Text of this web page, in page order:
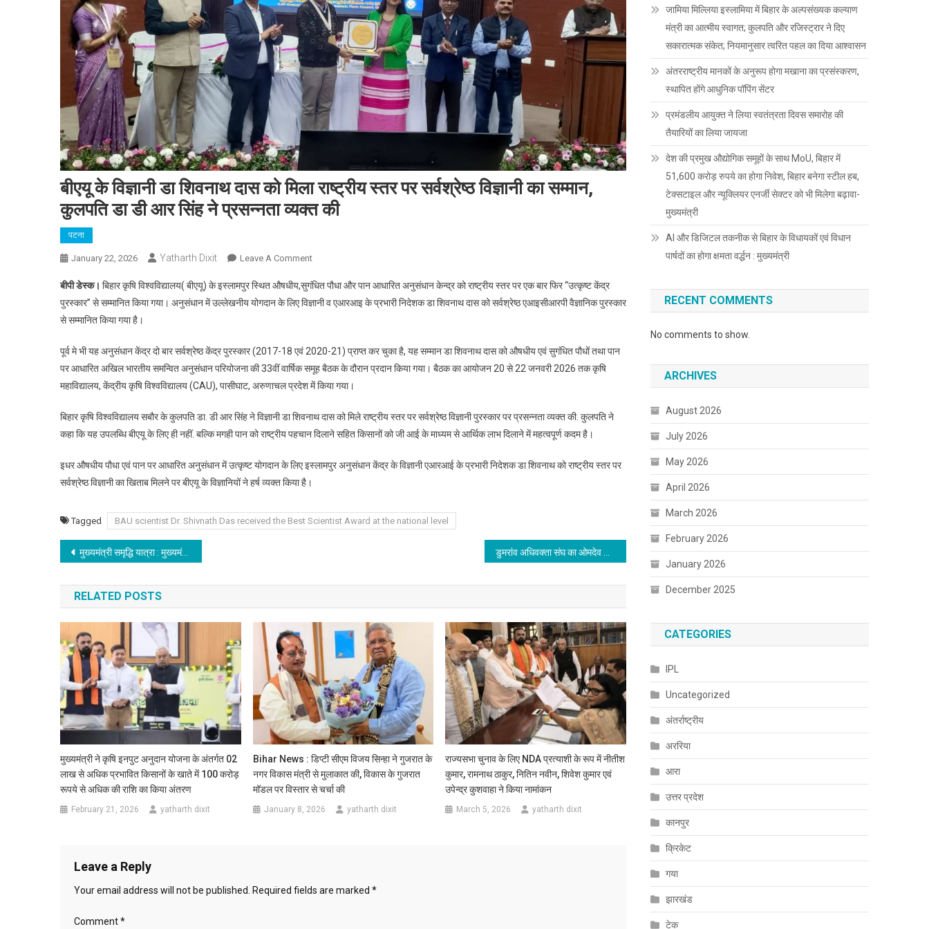
बीएयू के विज्ञानी डा शिवनाथ दास को मिला राष्ट्रीय स्तर पर सर्वश्रेष्ठ विज्ञानी का सम्मान,
कुलपति डा डी आर सिंह ने प्रसन्नता व्यक्त की
पटना
January 22, 2026 Yatharth Dixit Leave A CommentOn
के
विज्ञानी
दास
को
मिला
स्तर
पर
विज्ञानी
कुलपति
डा
प्रसन्नता
व्यक्त
की
बीपी डेस्क। बिहार कृषि विश्वविद्यालय( बीएयू) के इस्लामपुर स्थित औषधीय,सुगंधित पौधा और पान आधारित अनुसंधान केन्द्र को राष्ट्रीय स्तर पर एक बार फिर “उत्कृष्ट केंद्र
पुरस्कार” से सम्मानित किया गया। अनुसंधान में उल्लेखनीय योगदान के लिए विज्ञानी व एआरआइ के प्रभारी निदेशक डा शिवनाथ दास को सर्वश्रेष्ठ एआइसीआरपी वैज्ञानिक पुरस्कार
से सम्मानित किया गया है।
पूर्व मे भी यह अनुसंधान केंद्र दो बार सर्वश्रेष्ठ केंद्र पुरस्कार (2017-18 एवं 2020-21) प्राप्त कर चुका है, यह सम्मान डा शिवनाथ दास को औषधीय एवं सुगंधित पौधों तथा पान
पर आधारित अखिल भारतीय समन्वित अनुसंधान परियोजना की 33वीं वार्षिक समूह बैठक के दौरान प्रदान किया गया। बैठक का आयोजन 20 से 22 जनवरी 2026 तक कृषि
महाविद्यालय, केंद्रीय कृषि विश्वविद्यालय (CAU), पासीघाट, अरुणाचल प्रदेश में किया गया।
बिहार कृषि विश्वविद्यालय सबौर के कुलपति डा. डी आर सिंह ने विज्ञानी डा शिवनाथ दास को मिले राष्ट्रीय स्तर पर सर्वश्रेष्ठ विज्ञानी पुरस्कार पर प्रसन्नता व्यक्त की. कुलपति ने
कहा कि यह उपलब्धि बीएयू के लिए ही नहीं. बल्कि मगही पान को राष्ट्रीय पहचान दिलाने सहित किसानों को जी आई के माध्यम से आर्थिक लाभ दिलाने में महत्वपूर्ण कदम है।
इधर औषधीय पौधा एवं पान पर आधारित अनुसंधान में उत्कृष्ट योगदान के लिए इस्लामपुर अनुसंधान केंद्र के विज्ञानी एआरआई के प्रभारी निदेशक डा शिवनाथ को राष्ट्रीय स्तर पर
सर्वश्रेष्ठ विज्ञानी का खिताब मिलने पर बीएयू के विज्ञानियों ने हर्ष व्यक्त किया है।
Tagged BAU scientist Dr. Shivnath Das received the Best Scientist Award at the national level
Post
navigation
मुख्यमंत्री समृद्धि यात्रा : मुख्यमंत्री नीतीश ने सीवान जिले को दी 202 करोड़ रुपये की योजनाओं की सौगात, योजनाओं का लिया जायजा, अधिकारियों को दिए निर्देश
RELATED POSTS
मुख्यमंत्री ने कृषि इनपुट अनुदान योजना के अंतर्गत 02
लाख से अधिक प्रभावित किसानों के खाते में 100 करोड़
रूपये से अधिक की राशि का किया अंतरण
February 21, 2026 yatharth dixit
Bihar News : डिप्टी सीएम विजय सिन्हा ने गुजरात के
नगर विकास मंत्री से मुलाकात की, विकास के गुजरात
मॉडल पर विस्तार से चर्चा की
January 8, 2026 yatharth dixit
राज्यसभा चुनाव के लिए NDA प्रत्याशी के रूप में नीतीश
कुमार, रामनाथ ठाकुर, नितिन नवीन, शिवेश कुमार एवं
उपेन्द्र कुशवाहा ने किया नामांकन
March 5, 2026 yatharth dixit
Leave a Reply
Your email address will not be published. Required fields are marked *
Comment*
जामिया मिल्लिया इस्लामिया में बिहार के अल्पसंख्यक कल्याण
मंत्री का आत्मीय स्वागत; कुलपति और रजिस्ट्रार ने दिए
सकारात्मक संकेत; नियमानुसार त्वरित पहल का दिया आश्वासन
अंतरराष्ट्रीय मानकों के अनुरूप होगा मखाना का प्रसंस्करण,
स्थापित होंगे आधुनिक पॉपिंग सेंटर
प्रमंडलीय आयुक्त ने लिया स्वतंत्रता दिवस समारोह की
तैयारियों का लिया जायजा
देश की प्रमुख औद्योगिक समूहों के साथ MoU, बिहार में
51,600 करोड़ रुपये का होगा निवेश, बिहार बनेगा स्टील हब,
टेक्सटाइल और न्यूक्लियर एनर्जी सेक्टर को भी मिलेगा बढ़ावा-
मुख्यमंत्री
AI और डिजिटल तकनीक से बिहार के विधायकों एवं विधान
पार्षदों का होगा क्षमता वर्द्धन : मुख्यमंत्री
RECENT COMMENTS
No comments to show.
ARCHIVES
August 2026
July 2026
May 2026
April 2026
March 2026
February 2026
January 2026
December 2025
CATEGORIES
IPL
Uncategorized
अंतर्राष्ट्रीय
अररिया
आरा
उत्तर प्रदेश
कानपुर
क्रिकेट
गया
झारखंड
टेक